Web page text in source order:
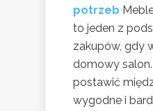
potrzeb
to jeden z
zakupów, gdy
domowy
postawić
wygodne i